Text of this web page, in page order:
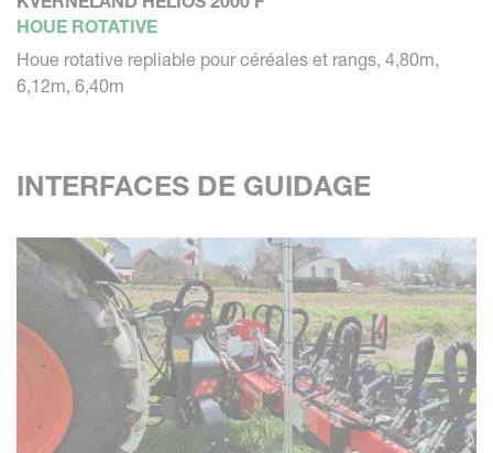
HOUE ROTATIVE
Houe rotative repliable pour céréales et rangs, 4,80m,
6,12m, 6,40m
INTERFACES DE GUIDAGE